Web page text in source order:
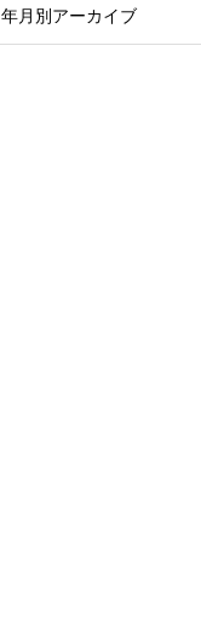
年月別アーカイブ